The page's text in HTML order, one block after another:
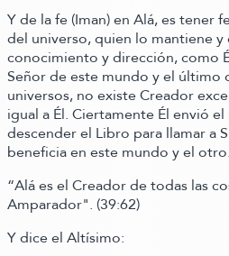
Y de la fe(Iman)en Alá, es tener
del universo, quien lo mantiene
conocimiento y dirección, como
Señor de este mundo y el último
universos, no existe Creador
igual a Él. Ciertamente Él envió
descender el Libro para llamar a
beneficia en este mundo y el otro.
“Alá es el Creador de todas las
Amparador". (39:62)
Y dice el Altísimo: